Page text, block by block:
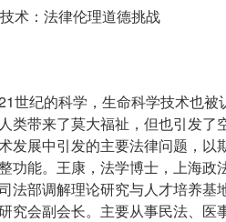
术：法律伦理道德挑战
世纪的科学，生命科学技术也被
类带来了莫大福祉，但也引发
发展中引发的主要法律问题，
功能。王康，法学博士，上海
法部调解理论研究与人才培养
究会副会长。主要从事民法、医